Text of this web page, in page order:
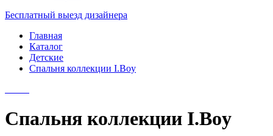
Бесплатный выезд дизайнера
Главная
Каталог
Детские
Спальня коллекции I.Boy
Спальня коллекции I.Boy